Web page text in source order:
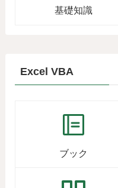
基礎知識
Excel VBA
ブック